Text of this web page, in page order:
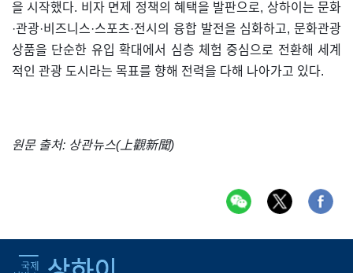
을 시작했다. 비자 면제 정책의 혜택을 발판으로, 상하이는 문화
·관광·비즈니스·스포츠·전시의 융합 발전을 심화하고, 문화관광
상품을 단순한 유입 확대에서 심층 체험 중심으로 전환해 세계
적인 관광 도시라는 목표를 향해 전력을 다해 나아가고 있다.
원문 출처: 상관뉴스(上觀新聞)